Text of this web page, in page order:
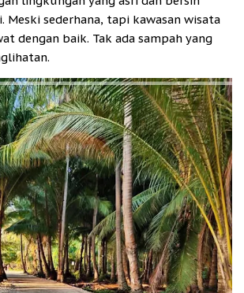
Meski sederhana, tapi kawasan wisata
dengan baik. Tak ada sampah yang